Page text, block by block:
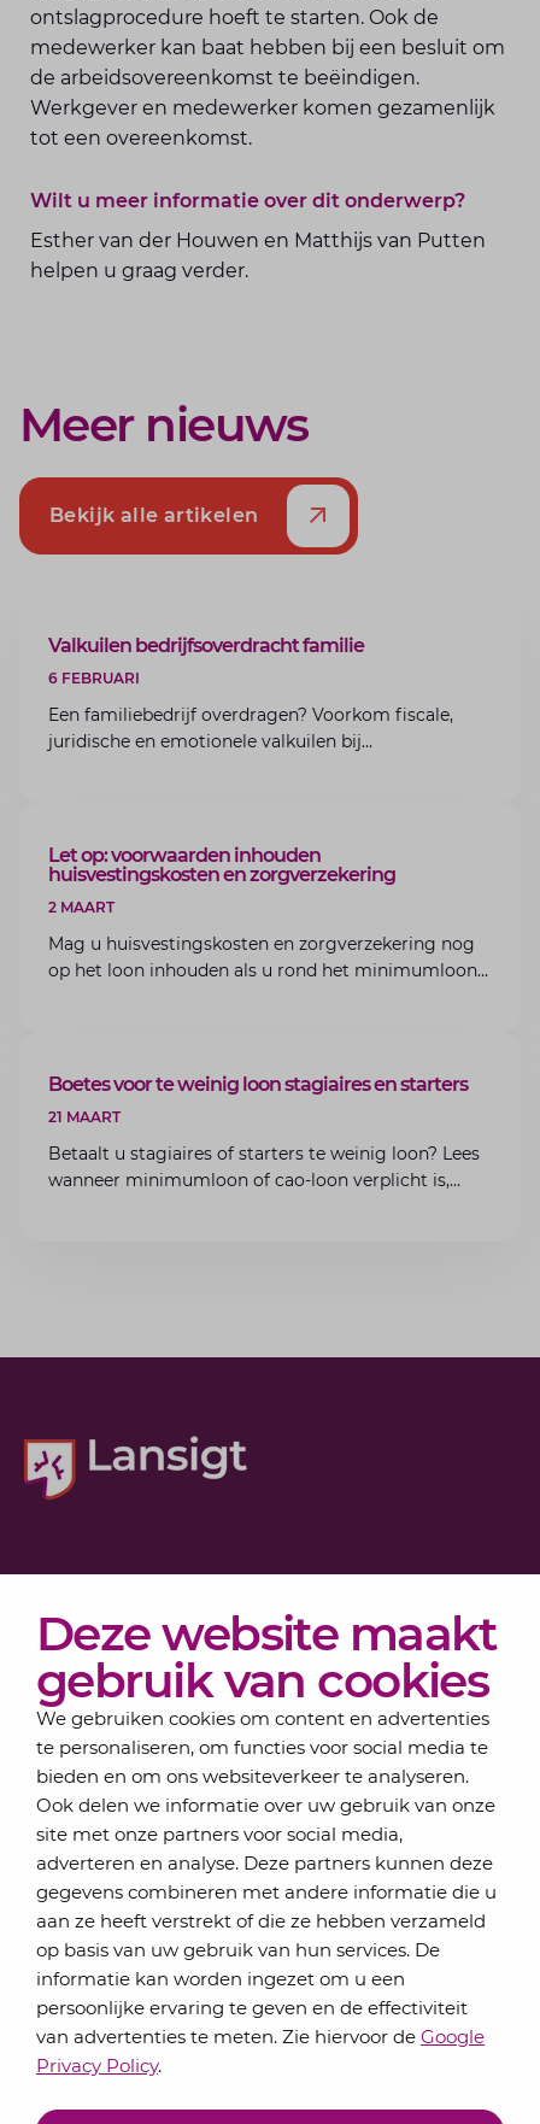
Deze website maakt
gebruik van cookies
We gebruiken cookies om content en advertenties
te personaliseren, om functies voor social media te
bieden en om ons websiteverkeer te analyseren.
Ook delen we informatie over uw gebruik van onze
site met onze partners voor social media,
adverteren en analyse. Deze partners kunnen deze
gegevens combineren met andere informatie die u
aan ze heeft verstrekt of die ze hebben verzameld
op basis van uw gebruik van hun services. De
informatie kan worden ingezet om u een
persoonlijke ervaring te geven en de effectiviteit
van advertenties te meten. Zie hiervoor de Google
Privacy Policy.
ontslagprocedure hoeft te starten. Ook de
medewerker kan baat hebben bij een besluit om
de arbeidsovereenkomst te beëindigen.
Werkgever en medewerker komen gezamenlijk
tot een overeenkomst.
Wilt u meer informatie over dit onderwerp?
Esther van der Houwen en Matthijs van Putten
helpen u graag verder.
Meer nieuws
Bekijk alle artikelen
ARTIKEL
Valkuilen bedrijfsoverdracht familie
6 FEBRUARI
Een familiebedrijf overdragen? Voorkom fiscale,
juridische en emotionele valkuilen bij
ARTIKEL
Let op: voorwaarden inhouden
huisvestingskosten en zorgverzekering
2 MAART
Mag u huisvestingskosten en zorgverzekering nog
op het loon inhouden als u rond het minimumloon
ARTIKEL
Boetes voor te weinig loon stagiaires en starters
21 MAART
Betaalt u stagiaires of starters te weinig loon? Lees
wanneer minimumloon of cao-loon verplicht is,
Actueel
Over Lansigt
Contact
Schrijf je in voor onze nieuwsbrief
Elke maand bundelen de adviseurs van Lansigt in
de eSigt het nieuws.
Jouw emailadres
Inschrijven